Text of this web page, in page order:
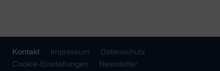
Kontakt Impressum
Datenschutz
Cookie-Einstellungen
Newsletter